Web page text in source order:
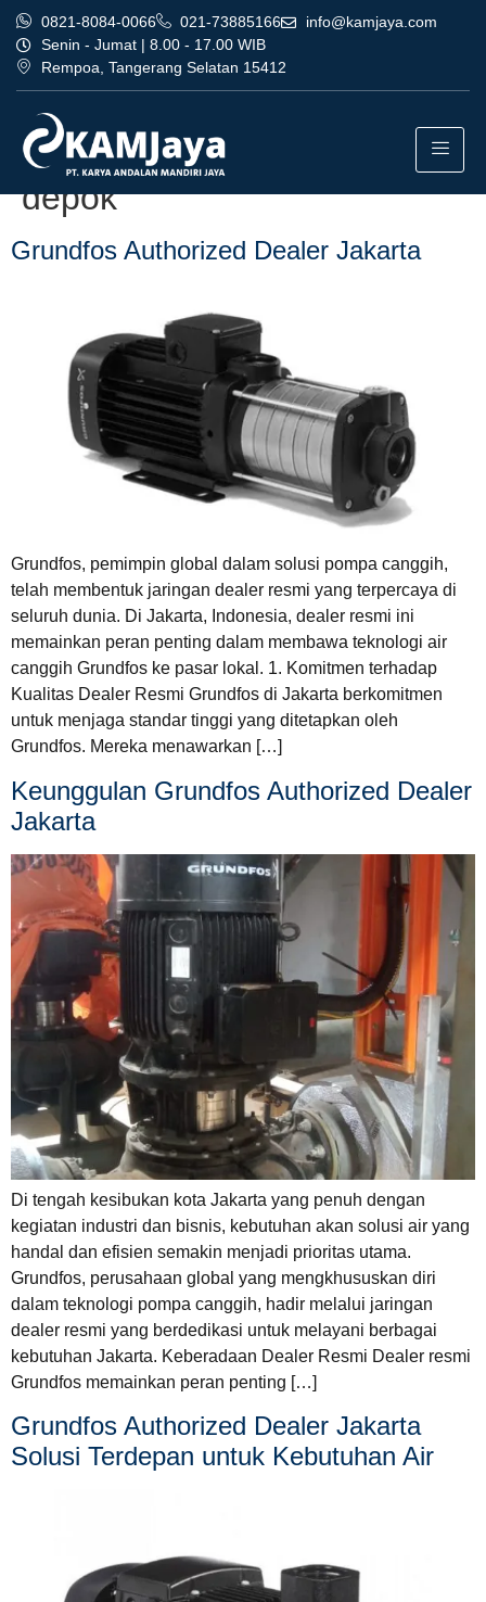
0821-8084-0066 021-73885166
info@kamjaya.com
Senin - Jumat | 8.00 - 17.00 WIB
Rempoa, Tangerang Selatan 15412
Tag:
authorized dealer jakarta
depok
Grundfos Authorized Dealer Jakarta
Grundfos, pemimpin global dalam solusi pompa canggih,
telah membentuk jaringan dealer resmi yang terpercaya di
seluruh dunia. Di Jakarta, Indonesia, dealer resmi ini
memainkan peran penting dalam membawa teknologi air
canggih Grundfos ke pasar lokal. 1. Komitmen terhadap
Kualitas Dealer Resmi Grundfos di Jakarta berkomitmen
untuk menjaga standar tinggi yang ditetapkan oleh
Grundfos. Mereka menawarkan […]
Keunggulan Grundfos Authorized Dealer
Jakarta
Di tengah kesibukan kota Jakarta yang penuh dengan
kegiatan industri dan bisnis, kebutuhan akan solusi air yang
handal dan efisien semakin menjadi prioritas utama.
Grundfos, perusahaan global yang mengkhususkan diri
dalam teknologi pompa canggih, hadir melalui jaringan
dealer resmi yang berdedikasi untuk melayani berbagai
kebutuhan Jakarta. Keberadaan Dealer Resmi Dealer resmi
Grundfos memainkan peran penting […]
Grundfos Authorized Dealer Jakarta
Solusi Terdepan untuk Kebutuhan Air